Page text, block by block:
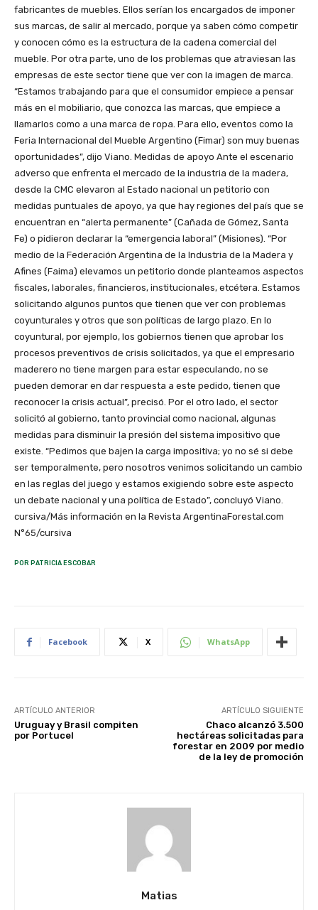
fabricantes de muebles. Ellos serían los encargados de imponer
sus marcas, de salir al mercado, porque ya saben cómo competir
y conocen cómo es la estructura de la cadena comercial del
mueble. Por otra parte, uno de los problemas que atraviesan las
empresas de este sector tiene que ver con la imagen de marca.
“Estamos trabajando para que el consumidor empiece a pensar
más en el mobiliario, que conozca las marcas, que empiece a
llamarlos como a una marca de ropa. Para ello, eventos como la
Feria Internacional del Mueble Argentino (Fimar) son muy buenas
oportunidades”, dijo Viano. Medidas de apoyo Ante el escenario
adverso que enfrenta el mercado de la industria de la madera,
desde la CMC elevaron al Estado nacional un petitorio con
medidas puntuales de apoyo, ya que hay regiones del país que se
encuentran en “alerta permanente” (Cañada de Gómez, Santa
Fe) o pidieron declarar la “emergencia laboral” (Misiones). “Por
medio de la Federación Argentina de la Industria de la Madera y
Afines (Faima) elevamos un petitorio donde planteamos aspectos
fiscales, laborales, financieros, institucionales, etcétera. Estamos
solicitando algunos puntos que tienen que ver con problemas
coyunturales y otros que son políticas de largo plazo. En lo
coyuntural, por ejemplo, los gobiernos tienen que aprobar los
procesos preventivos de crisis solicitados, ya que el empresario
maderero no tiene margen para estar especulando, no se
pueden demorar en dar respuesta a este pedido, tienen que
reconocer la crisis actual”, precisó. Por el otro lado, el sector
solicitó al gobierno, tanto provincial como nacional, algunas
medidas para disminuir la presión del sistema impositivo que
existe. “Pedimos que bajen la carga impositiva; yo no sé si debe
ser temporalmente, pero nosotros venimos solicitando un cambio
en las reglas del juego y estamos exigiendo sobre este aspecto
un debate nacional y una política de Estado”, concluyó Viano.
cursiva/Más información en la Revista ArgentinaForestal.com
N°65/cursiva
POR PATRICIA ESCOBAR
Facebook X WhatsApp
ARTÍCULO ANTERIOR
Uruguay y Brasil compiten
por Portucel
ARTÍCULO SIGUIENTE
Chaco alcanzó 3.500
hectáreas solicitadas para
forestar en 2009 por medio
de la ley de promoción
Matias